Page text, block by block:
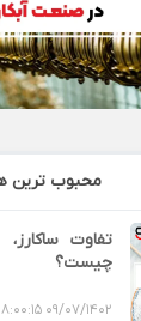
محبوب ترین
تفاوت ساکارز،
چیست؟
09/07/1402 08:00:15 ق.ظ